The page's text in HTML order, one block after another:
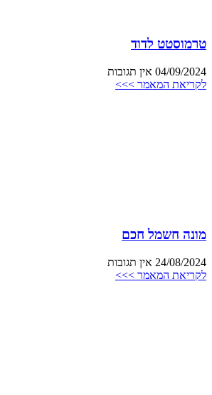
טרמוסטט לדוד
04/09/2024 אין תגובות
לקריאת המאמר >>>
מונה חשמל חכם
24/08/2024 אין תגובות
לקריאת המאמר >>>